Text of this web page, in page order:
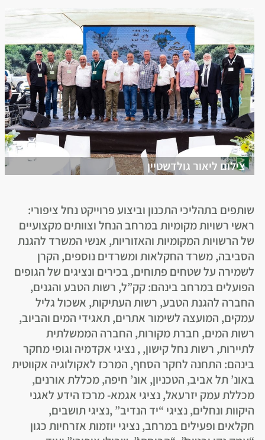
צילום ליאור גולדשטיין
שותפים בתהליכי התכנון וביצוע פרוייקט נחל ציפורי:
ראשי רשויות מקומיות במרחב הנחל וצוותים מקצועיים
של הרשויות המקומיות והאזוריות, אנשי המשרד להגנת
הסביבה, משרד החקלאות ומשרדים נוספים, הקרן
לשמירה על שטחים פתוחים, בכירים ונציגים של הגופים
הפועלים במרחב בינהם: קק”ל, רשות הטבע והגנים,
החברה להגנת הטבע, רשות העתיקות, אשכול גליל
עמקים, המועצה לשימור אתרים, תאגידי המים והביוב,
רשות המים, חברת מקורות, החברה הממשלתית
לתיירות, רשות נחל קישון, , נציגי אקדמיה וגופי מחקר
בינהם: התחנה לחקר הסחף, המרכז לאקולוגיה אקווטית
באונ’ תל אביב, הטכניון, אונ’ חיפה, מכללת אורנים,
מכללת עמק יזרעאל, נציגי אגמא- מרכז הידע לאגני
היקוות ונחלים, נציגי “יד הנדיב” ,נציגי תושבים,
חקלאים ופעילים במרחב, נציגי יוזמות אזרחיות כגון